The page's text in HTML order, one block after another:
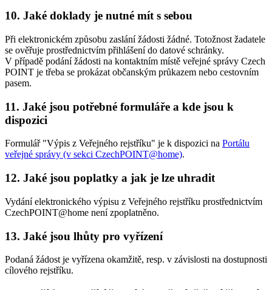
10. Jaké doklady je nutné mít s sebou
Při elektronickém způsobu zaslání žádosti žádné. Totožnost žadatele
se ověřuje prostřednictvím přihlášení do datové schránky.
V případě podání žádosti na kontaktním místě veřejné správy Czech
POINT je třeba se prokázat občanským průkazem nebo cestovním
pasem.
11. Jaké jsou potřebné formuláře a kde jsou k
dispozici
Formulář "Výpis z Veřejného rejstříku" je k dispozici na Portálu
veřejné správy (v sekci CzechPOINT@home).
12. Jaké jsou poplatky a jak je lze uhradit
Vydání elektronického výpisu z Veřejného rejstříku prostřednictvím
CzechPOINT@home není zpoplatněno.
13. Jaké jsou lhůty pro vyřízení
Podaná žádost je vyřízena okamžitě, resp. v závislosti na dostupnosti
cílového rejstříku.